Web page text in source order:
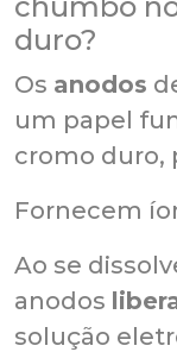
duro?
Os anodos
um papel
cromo duro,
Fornecem
Ao se
anodos
solução